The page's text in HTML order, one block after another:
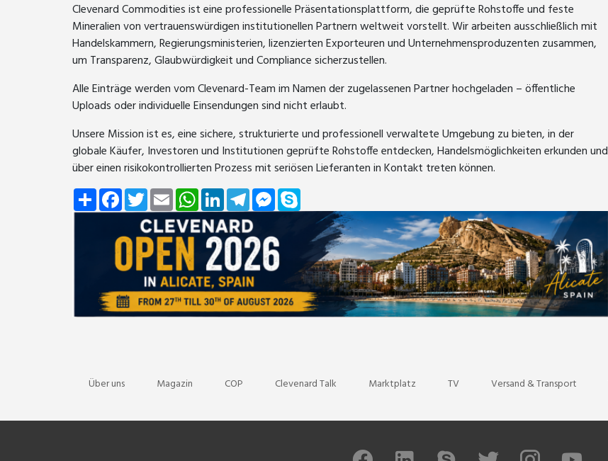
Clevenard Commodities ist eine professionelle Präsentationsplattform, die geprüfte Rohstoffe und feste
Mineralien von vertrauenswürdigen institutionellen Partnern weltweit vorstellt. Wir arbeiten ausschließlich mit
Handelskammern, Regierungsministerien, lizenzierten Exporteuren und Unternehmensproduzenten zusammen,
um Transparenz, Glaubwürdigkeit und Compliance sicherzustellen.
Alle Einträge werden vom Clevenard-Team im Namen der zugelassenen Partner hochgeladen – öffentliche
Uploads oder individuelle Einsendungen sind nicht erlaubt.
Unsere Mission ist es, eine sichere, strukturierte und professionell verwaltete Umgebung zu bieten, in der
globale Käufer, Investoren und Institutionen geprüfte Rohstoffe entdecken, Handelsmöglichkeiten erkunden und
über einen risikokontrollierten Prozess mit seriösen Lieferanten in Kontakt treten können.
ShareFacebookTwitterEmailWhatsApp
LinkedInTelegramMessenger
Über uns Magazin COP Clevenard Talk Marktplatz TV Versand & Transport